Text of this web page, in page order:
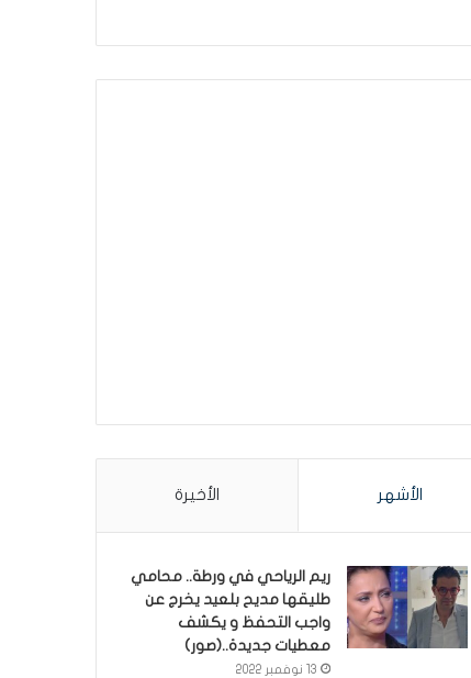
الأشهر الأخيرة
ريم الرياحي في ورطة.. محامي
طليقها مديح بلعيد يخرج عن
واجب التحفظ و يكشف
معطيات جديدة..(صور)
13 نوفمبر 2022